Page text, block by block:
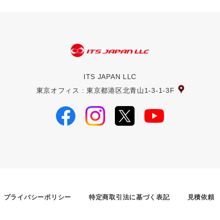
ITS JAPAN LLC
東京オフィス : 東京都港区北青山1-3-1-3F
プライバシーポリシー 特定商取引法に基づく表記 見積依頼